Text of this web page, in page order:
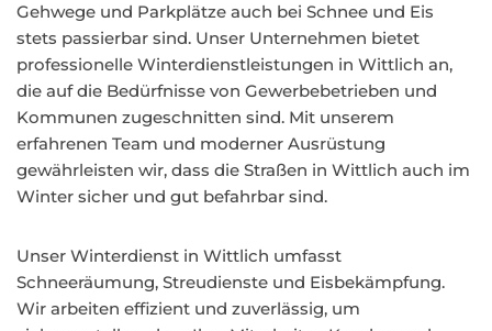
Gehwege und Parkplätze auch bei Schnee und Eis
stets passierbar sind. Unser Unternehmen bietet
professionelle Winterdienstleistungen in Wittlich an,
die auf die Bedürfnisse von Gewerbebetrieben und
Kommunen zugeschnitten sind. Mit unserem
erfahrenen Team und moderner Ausrüstung
gewährleisten wir, dass die Straßen in Wittlich auch im
Winter sicher und gut befahrbar sind.
Unser Winterdienst in Wittlich umfasst
Schneeräumung, Streudienste und Eisbekämpfung.
Wir arbeiten effizient und zuverlässig, um